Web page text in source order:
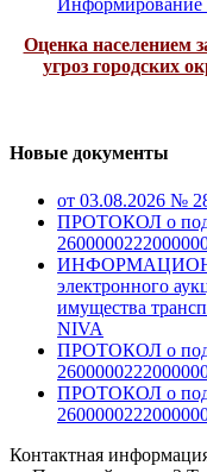
Информирование
Оценка населением
угроз городских
Новые документы
от 03.08.2026 №
ПРОТОКОЛ о
электронного
имущества
NIVA
ПРОТОКОЛ о
ПРОТОКОЛ о
Контактная